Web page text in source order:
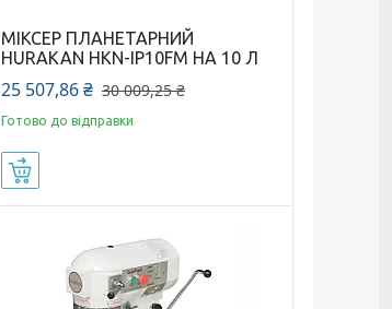
МІКСЕР ПЛАНЕТАРНИЙ
HURAKAN HKN-IP10FM НА 10 Л
25 507,86 ₴ 30 009,25 ₴
Готово до відправки